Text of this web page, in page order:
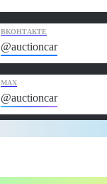
ВКОНТАКТЕ
@auctioncar
MAX
@auctioncar